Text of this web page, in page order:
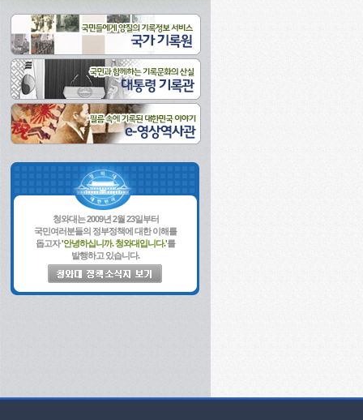
청와대는 2009년 2월 23일부터
국민여러분들의 정부정책에 대한 이해를
돕고자'안녕하십니까. 청와대입니다.'를
발행하고 있습니다.